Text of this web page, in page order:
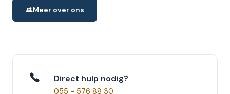
Meer over ons
Direct hulp nodig?
055 - 576 88 30